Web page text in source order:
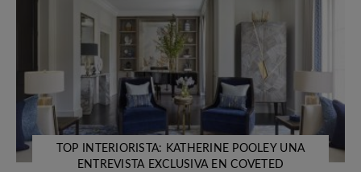
TOP INTERIORISTA: KATHERINE POOLEY UNA
ENTREVISTA EXCLUSIVA EN COVETED